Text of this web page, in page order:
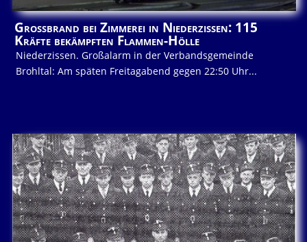
Großbrand bei Zimmerei in Niederzissen: 115
Kräfte bekämpften Flammen-Hölle
Niederzissen. Großalarm in der Verbandsgemeinde
Brohltal: Am späten Freitagabend gegen 22:50 Uhr...